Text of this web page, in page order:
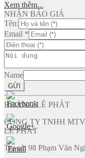
Xem thêm...
NHẬN BÁO GIÁ
Tên:
Email *
Name
GỬI
HOÀNG LÊ PHÁT
CÔNG TY TNHH
LÊ PHÁT
Trụ sở: 98 Phạm Văn